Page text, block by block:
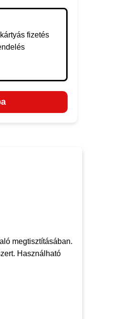
fizetés
megtisztításában.
Használható